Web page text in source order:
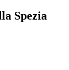
Spezia